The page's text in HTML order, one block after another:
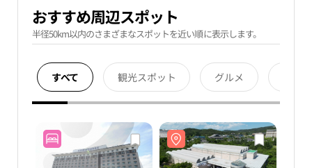
おすすめ周辺スポット
半径50km以内のさまざまなスポットを近い順に表示します。
すべて 観光スポット グルメ